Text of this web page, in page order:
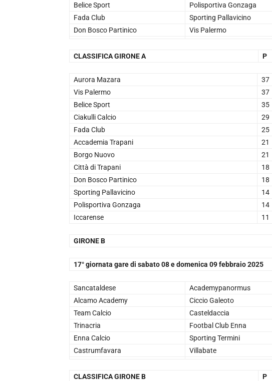
Belice Sport
Polisportiva Gonzaga
Fada Club
Sporting Pallavicino
Don Bosco Partinico
Vis Palermo
CLASSIFICA GIRONE A P
Aurora Mazara 37
Vis Palermo
37
Belice Sport
35
Ciakulli Calcio
29
Fada Club
25
Accademia Trapani
21
Borgo Nuovo
21
Città di Trapani
18
Don Bosco Partinico
18
Sporting Pallavicino
14
Polisportiva Gonzaga
14
Iccarense
11
GIRONE B
17° giornata gare di sabato 08 e domenica 09 febbraio 2025
Sancataldese Academypanormus
Alcamo Academy
Ciccio Galeoto
Team Calcio
Casteldaccia
Trinacria
Footbal Club Enna
Enna Calcio
Sporting Termini
Castrumfavara
Villabate
CLASSIFICA GIRONE B P